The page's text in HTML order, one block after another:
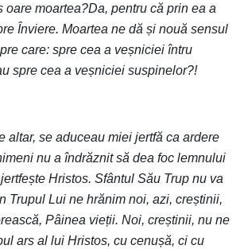
oare moartea?Da, pentru că prin ea a
Înviere. Moartea ne dă și nouă sensul
care: spre cea a veșniciei întru
spre cea a veșniciei suspinelor?!
altar, se aduceau miei jertfă ca ardere
nu a îndrăznit să dea foc lemnului
Hristos. Sfântul Său Trup nu va
Trupul Lui ne hrănim noi, azi, creștinii,
Pâinea vieții. Noi, creștinii, nu ne
ars al lui Hristos, cu cenușă, ci cu